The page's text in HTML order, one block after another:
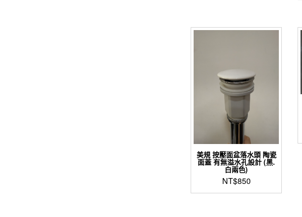
在
產
品
面
選
擇
選
項
美規 按壓面盆落水頭 陶瓷
面蓋 有無溢水孔設計 (黑.
白兩色)
NT$850